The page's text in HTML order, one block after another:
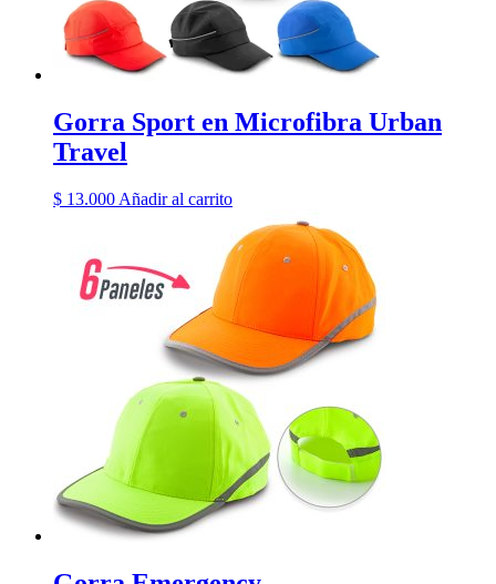
Gorra Sport en Microfibra Urban
Travel
$ 13.000 Añadir al carrito